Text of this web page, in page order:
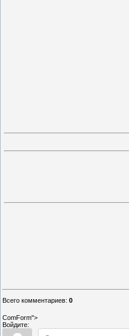
Всего комментариев: 0
ComForm">
Войдите: